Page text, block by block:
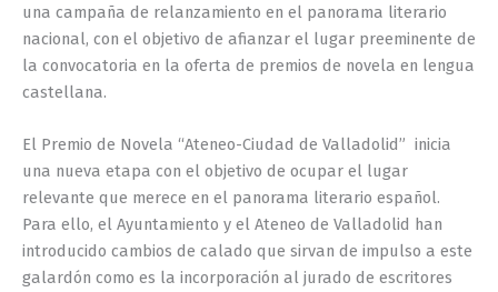
una campaña de relanzamiento en el panorama literario
nacional, con el objetivo de afianzar el lugar preeminente de
la convocatoria en la oferta de premios de novela en lengua
castellana.
El Premio de Novela “Ateneo-Ciudad de Valladolid” inicia
una nueva etapa con el objetivo de ocupar el lugar
relevante que merece en el panorama literario español.
Para ello, el Ayuntamiento y el Ateneo de Valladolid han
introducido cambios de calado que sirvan de impulso a este
galardón como es la incorporación al jurado de escritores